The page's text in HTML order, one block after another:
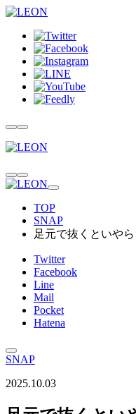
TOP
SNAP
足元で抜くといや
Twitter
Facebook
Line
Mail
Pocket
Hatena
SNAP
2025.10.03